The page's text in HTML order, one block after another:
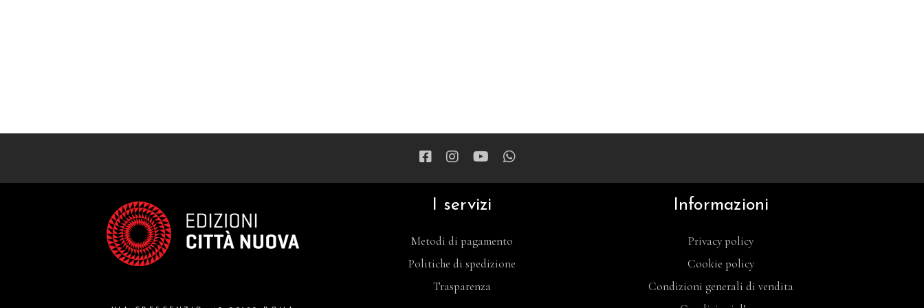
I servizi
Metodi di pagamento
Politiche di spedizione
Trasparenza
Informazioni
Privacy policy
Cookie policy
Condizioni generali di vendita